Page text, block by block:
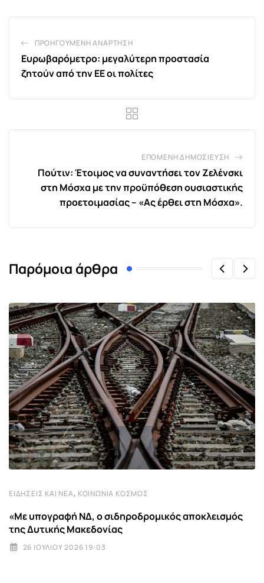
ΠΡΟΗΓΟΎΜΕΝΗ ΑΝΆΡΤΗΣΗ
Ευρωβαρόμετρο: μεγαλύτερη προστασία
ζητούν από την ΕΕ οι πολίτες
ΕΠΌΜΕΝΗ ΔΗΜΟΣΊΕΥΣΗ
Πούτιν: Έτοιμος να συναντήσει τον Ζελένσκι
στη Μόσχα με την προϋπόθεση ουσιαστικής
προετοιμασίας – «Ας έρθει στη Μόσχα».
Παρόμοια άρθρα
ΕΙΔΉΣΕΙΣ ΚΑΙ ΝΈΑ, ΚΟΙΝΩΝΊΑ ΚΌΣΜΟΣ
«Με υπογραφή ΝΔ, ο σιδηροδρομικός αποκλεισμός
της Δυτικής Μακεδονίας
26 ΙΟΥΛΊΟΥ 2026 19:03